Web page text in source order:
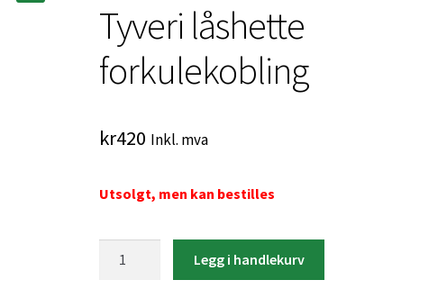
Tyveri låshette
forkulekobling
kr420 Inkl. mva
Utsolgt, men kan bestilles
Legg i handlekurv